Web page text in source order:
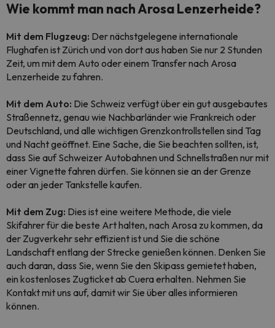
Wie kommt man nach Arosa Lenzerheide?
Mit dem Flugzeug: Der nächstgelegene internationale
Flughafen ist Zürich und von dort aus haben Sie nur 2 Stunden
Zeit, um mit dem Auto oder einem Transfer nach Arosa
Lenzerheide zu fahren.
Mit dem Auto: Die Schweiz verfügt über ein gut ausgebautes
Straßennetz, genau wie Nachbarländer wie Frankreich oder
Deutschland, und alle wichtigen Grenzkontrollstellen sind Tag
und Nacht geöffnet. Eine Sache, die Sie beachten sollten, ist,
dass Sie auf Schweizer Autobahnen und Schnellstraßen nur mit
einer Vignette fahren dürfen. Sie können sie an der Grenze
oder an jeder Tankstelle kaufen.
Mit dem Zug: Dies ist eine weitere Methode, die viele
Skifahrer für die beste Art halten, nach Arosa zu kommen, da
der Zugverkehr sehr effizient ist und Sie die schöne
Landschaft entlang der Strecke genießen können. Denken Sie
auch daran, dass Sie, wenn Sie den Skipass gemietet haben,
ein kostenloses Zugticket ab Cuera erhalten. Nehmen Sie
Kontakt mit uns auf, damit wir Sie über alles informieren
können.